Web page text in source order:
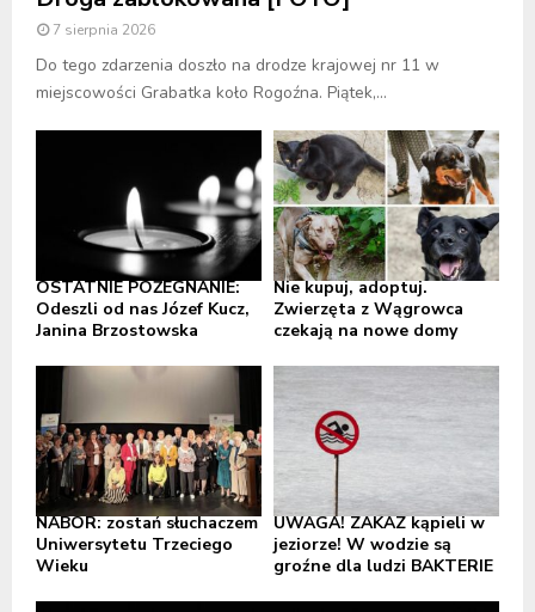
7 sierpnia 2026
Do tego zdarzenia doszło na drodze krajowej nr 11 w
miejscowości Grabatka koło Rogoźna. Piątek,...
OSTATNIE POŻEGNANIE:
Odeszli od nas Józef Kucz,
Janina Brzostowska
Nie kupuj, adoptuj.
Zwierzęta z Wągrowca
czekają na nowe domy
NABÓR: zostań słuchaczem
Uniwersytetu Trzeciego
Wieku
UWAGA! ZAKAZ kąpieli w
jeziorze! W wodzie są
groźne dla ludzi BAKTERIE